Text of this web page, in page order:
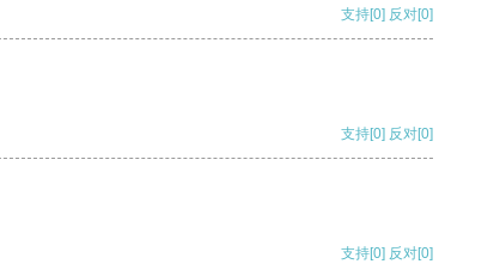
支持[0] 反对[0]
支持[0] 反对[0]
支持[0] 反对[0]